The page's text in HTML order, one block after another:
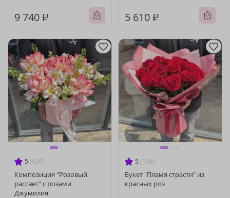
9 740 ₽ 5 610 ₽
5 (120)
Композиция "Розовый
рассвет" с розами
Джумилия
5 (124)
Букет "Пламя страсти" из
красных роз